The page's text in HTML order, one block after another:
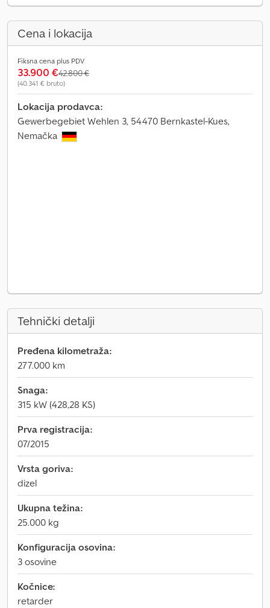
Cena i lokacija
Fiksna cena plus PDV
33.900 €42.800 €
(40.341 € bruto)
Lokacija prodavca:
Gewerbegebiet Wehlen 3, 54470 Bernkastel-Kues,
Nemačka
Tehnički detalji
Pređena kilometraža:
277.000 km
Snaga:
315 kW (428,28 KS)
Prva registracija:
07/2015
Vrsta goriva:
dizel
Ukupna težina:
25.000 kg
Konfiguracija osovina:
3 osovine
Kočnice:
retarder